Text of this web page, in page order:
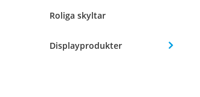
Roliga skyltar
Displayprodukter